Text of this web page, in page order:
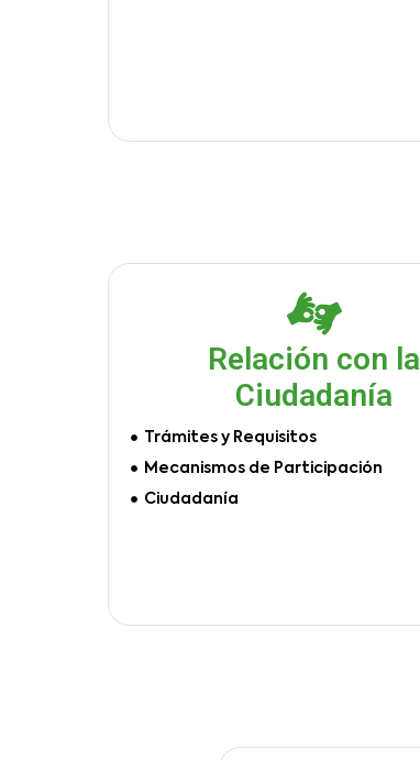
Relación con la
Ciudadanía
Trámites y Requisitos
Mecanismos de Participación
Ciudadanía